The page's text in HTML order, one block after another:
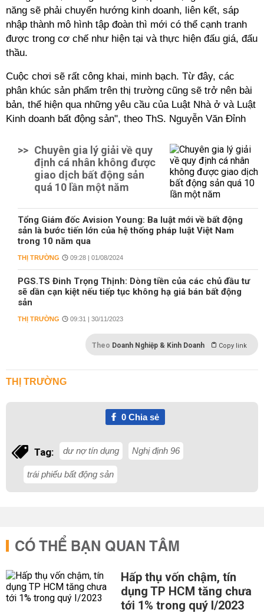
năng sẽ phải chuyển hướng kinh doanh, liên kết, sáp
nhập thành mô hình tập đoàn thì mới có thể cạnh tranh
được trong cơ chế như hiện tại và thực hiện đấu giá, đấu
thầu.
Cuộc chơi sẽ rất công khai, minh bạch. Từ đây, các
phân khúc sản phẩm trên thị trường cũng sẽ trở nên bài
bản, thể hiện qua những yêu cầu của Luật Nhà ở và Luật
Kinh doanh bất động sản", theo ThS. Nguyễn Văn Đỉnh
>> Chuyên gia lý giải về quy
định cá nhân không được
giao dịch bất động sản
quá 10 lần một năm
Tổng Giám đốc Avision Young: Ba luật mới về bất động
sản là bước tiến lớn của hệ thống pháp luật Việt Nam
trong 10 năm qua
THỊ TRƯỜNG 09:28 | 01/08/2024
PGS.TS Đinh Trọng Thịnh: Dòng tiền của các chủ đầu tư
sẽ dần cạn kiệt nếu tiếp tục không hạ giá bán bất động
sản
THỊ TRƯỜNG 09:31 | 30/11/2023
Theo Doanh Nghiệp & Kinh Doanh Copy link
THỊ TRƯỜNG
0Chia sẻ
Tag: dư nợ tín dụng Nghị định 96
trái phiếu bất động sản
CÓ THỂ BẠN QUAN TÂM
Hấp thụ vốn chậm, tín
dụng TP HCM tăng chưa
tới 1% trong quý I/2023